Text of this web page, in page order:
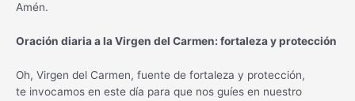
Amén.
Oración diaria a la Virgen del Carmen: fortaleza y protección
Oh, Virgen del Carmen, fuente de fortaleza y protección,
te invocamos en este día para que nos guíes en nuestro